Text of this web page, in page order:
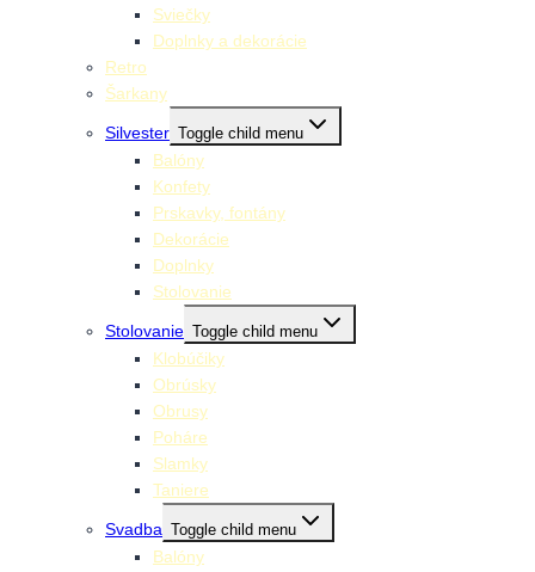
Sviečky
Doplnky a dekorácie
Retro
Šarkany
Silvester Toggle child menu
Balóny
Konfety
Prskavky, fontány
Dekorácie
Doplnky
Stolovanie
Stolovanie Toggle child menu
Klobúčiky
Obrúsky
Obrusy
Poháre
Slamky
Taniere
Svadba Toggle child menu
Balóny